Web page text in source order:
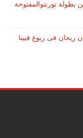
​تورنتو​المفتوحة
فى ربوع فيينا